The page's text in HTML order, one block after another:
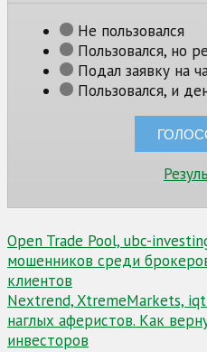
Не пользовался
Пользовался, но
Подал заявку на
Пользовался, и
Навигация
по
записям
Open Trade Pool, ubc-
мошенников среди
клиентов
Nextrend, XtremeMarkets,
наглых аферистов. Как
инвесторов